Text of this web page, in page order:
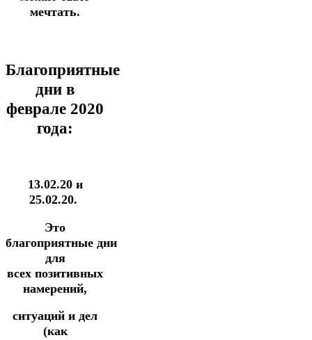
мечтать.
Благоприятные
дни в
феврале 2020
года:
13.02.20 и
25.02.20.
Это
благоприятные дни
для
всех позитивных
намерений,
ситуаций и дел
(как